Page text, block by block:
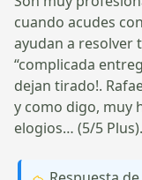
cuando acudes
ayudan a resolver
“complicada
dejan tirado!.
y como digo, muy
elogios… (5/5